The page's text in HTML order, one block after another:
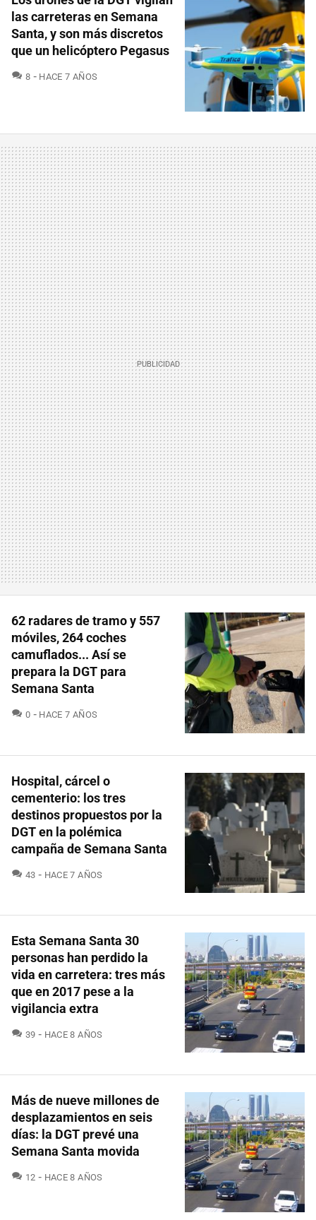
las carreteras en Semana
Santa, y son más discretos
que un helicóptero Pegasus
8 COMENTARIOS
HACE 7 AÑOS
62 radares de tramo y 557
móviles, 264 coches
camuflados... Así se
prepara la DGT para
Semana Santa
0 COMENTARIOS
HACE 7 AÑOS
Hospital, cárcel o
cementerio: los tres
destinos propuestos por la
DGT en la polémica
campaña de Semana Santa
43 COMENTARIOS
HACE 7 AÑOS
Esta Semana Santa 30
personas han perdido la
vida en carretera: tres más
que en 2017 pese a la
vigilancia extra
39 COMENTARIOS
HACE 8 AÑOS
Más de nueve millones de
desplazamientos en seis
días: la DGT prevé una
Semana Santa movida
12 COMENTARIOS
HACE 8 AÑOS